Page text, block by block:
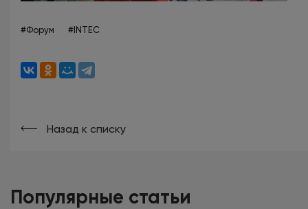
#Форум #INTEC
Назад к списку
Популярные статьи